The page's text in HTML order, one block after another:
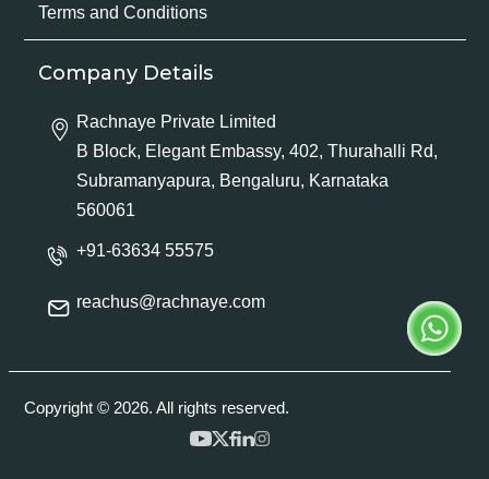
Terms and Conditions
Company Details
Rachnaye Private Limited
B Block, Elegant Embassy, 402, Thurahalli Rd,
Subramanyapura, Bengaluru, Karnataka
560061
+91-63634 55575
reachus@rachnaye.com
Copyright © 2026. All rights reserved.